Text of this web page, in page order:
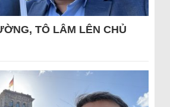
TÔ LÂM LÊN CHỦ